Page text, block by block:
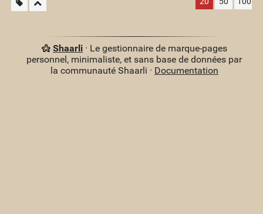
Shaarli· Le gestionnaire de marque-pages
personnel, minimaliste, et sans base de données par
la communauté Shaarli · Documentation